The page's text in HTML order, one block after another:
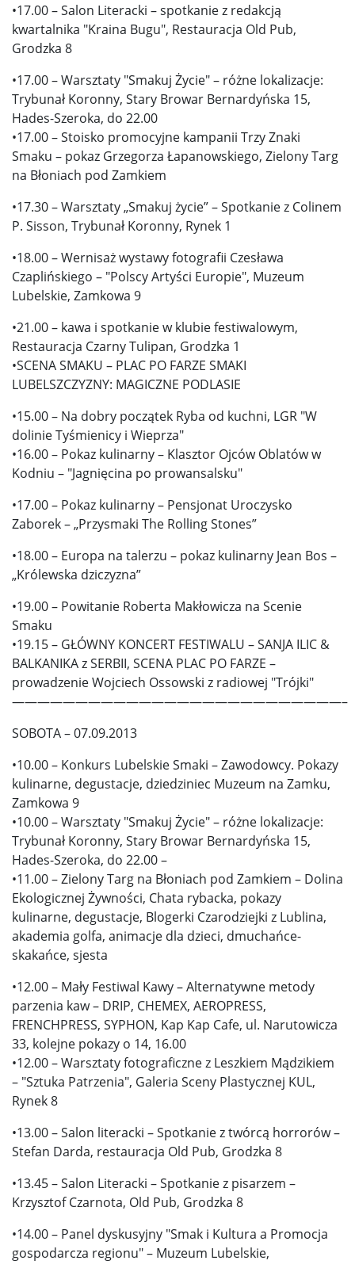
•17.00 – Salon Literacki – spotkanie z redakcją
kwartalnika "Kraina Bugu", Restauracja Old Pub,
Grodzka 8
•17.00 – Warsztaty "Smakuj Życie" – różne lokalizacje:
Trybunał Koronny, Stary Browar Bernardyńska 15,
Hades-Szeroka, do 22.00
•17.00 – Stoisko promocyjne kampanii Trzy Znaki
Smaku – pokaz Grzegorza Łapanowskiego, Zielony Targ
na Błoniach pod Zamkiem
•17.30 – Warsztaty „Smakuj życie” – Spotkanie z Colinem
P. Sisson, Trybunał Koronny, Rynek 1
•18.00 – Wernisaż wystawy fotografii Czesława
Czaplińskiego – "Polscy Artyści Europie", Muzeum
Lubelskie, Zamkowa 9
•21.00 – kawa i spotkanie w klubie festiwalowym,
Restauracja Czarny Tulipan, Grodzka 1
•SCENA SMAKU – PLAC PO FARZE SMAKI
LUBELSZCZYZNY: MAGICZNE PODLASIE
•15.00 – Na dobry początek Ryba od kuchni, LGR "W
dolinie Tyśmienicy i Wieprza"
•16.00 – Pokaz kulinarny – Klasztor Ojców Oblatów w
Kodniu – "Jagnięcina po prowansalsku"
•17.00 – Pokaz kulinarny – Pensjonat Uroczysko
Zaborek – „Przysmaki The Rolling Stones”
•18.00 – Europa na talerzu – pokaz kulinarny Jean Bos –
„Królewska dziczyzna”
•19.00 – Powitanie Roberta Makłowicza na Scenie
Smaku
•19.15 – GŁÓWNY KONCERT FESTIWALU – SANJA ILIC &
BALKANIKA z SERBII, SCENA PLAC PO FARZE –
prowadzenie Wojciech Ossowski z radiowej "Trójki"
——————————————————————————–
SOBOTA – 07.09.2013
•10.00 – Konkurs Lubelskie Smaki – Zawodowcy. Pokazy
kulinarne, degustacje, dziedziniec Muzeum na Zamku,
Zamkowa 9
•10.00 – Warsztaty "Smakuj Życie" – różne lokalizacje:
Trybunał Koronny, Stary Browar Bernardyńska 15,
Hades-Szeroka, do 22.00 –
•11.00 – Zielony Targ na Błoniach pod Zamkiem – Dolina
Ekologicznej Żywności, Chata rybacka, pokazy
kulinarne, degustacje, Blogerki Czarodziejki z Lublina,
akademia golfa, animacje dla dzieci, dmuchańce-
skakańce, sjesta
•12.00 – Mały Festiwal Kawy – Alternatywne metody
parzenia kaw – DRIP, CHEMEX, AEROPRESS,
FRENCHPRESS, SYPHON, Kap Kap Cafe, ul. Narutowicza
33, kolejne pokazy o 14, 16.00
•12.00 – Warsztaty fotograficzne z Leszkiem Mądzikiem
– "Sztuka Patrzenia", Galeria Sceny Plastycznej KUL,
Rynek 8
•13.00 – Salon literacki – Spotkanie z twórcą horrorów –
Stefan Darda, restauracja Old Pub, Grodzka 8
•13.45 – Salon Literacki – Spotkanie z pisarzem –
Krzysztof Czarnota, Old Pub, Grodzka 8
•14.00 – Panel dyskusyjny "Smak i Kultura a Promocja
gospodarcza regionu" – Muzeum Lubelskie,